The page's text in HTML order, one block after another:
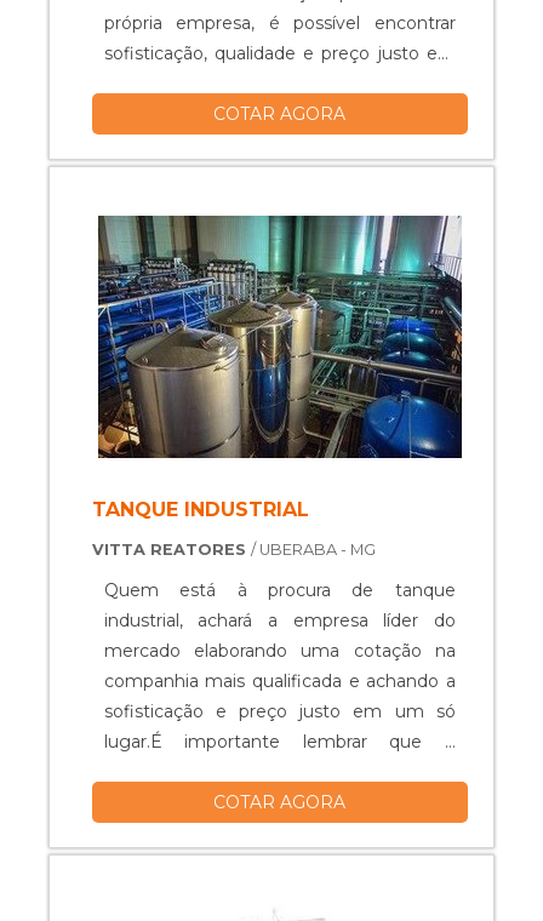
própria empresa, é possível encontrar
sofisticação, qualidade e preço justo em
misturador, com os colaboradores da
benefício com equipamentos específicos
mais diversos tipos de prod...
COTAR AGORA
TANQUE INDUSTRIAL
VITTA REATORES / UBERABA - MG
Quem está à procura de tanque
industrial, achará a empresa líder do
mercado elaborando uma cotação na
companhia mais qualificada e achando a
sofisticação e preço justo em um só
lugar.É importante lembrar que o
empresas especializadas. Esse tipo de
durabilidade dos materiais, além de evitar
COTAR AGORA